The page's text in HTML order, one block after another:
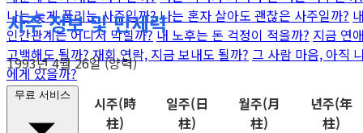
나는 늦게 풀리는 사주일까?나는 혼자 살아도 괜찮은 사주일까?
인간관계는 어디서 막힐까?내 노후는 돈 걱정이 적을까? 지금 연
고백해도 될까? 재회 연락, 지금 보내도 될까? 그 사람 마음, 아직
에게 있을까?
무료 서비스
사주 정보 및 만세력
1993년 4월 26일 (양력)
시주(時
柱)
일주(日
柱)
월주(月
柱)
년주(年
柱)